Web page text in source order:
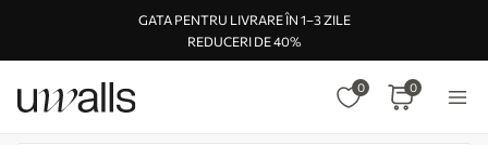
GATA PENTRU LIVRARE ÎN 1–3 ZILE
REDUCERI DE 40%
0 0